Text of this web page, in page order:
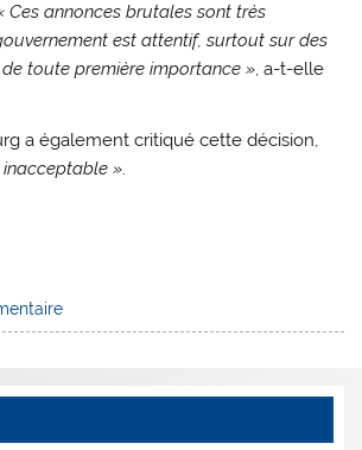
Ces annonces brutales sont très
est attentif, surtout sur des
toute première importance », a-t-elle
a également critiqué cette décision,
inacceptable ».